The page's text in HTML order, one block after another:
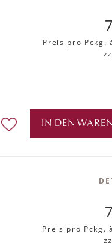
Preis pro Pckg.
IN DEN
Preis pro Pckg.